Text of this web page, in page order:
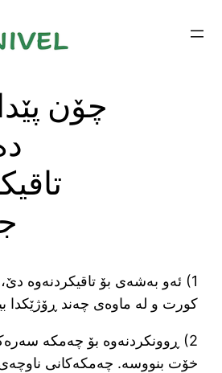
چۆن
1) ئەو بەشەی بۆ تاقیکردنەوە
کورت و لە ماوەی چەند ڕۆژێکدا
2) ڕوونکردنەوە بۆ چەمکە
خۆت بنووسە. چەمکەکانی ناوچەی